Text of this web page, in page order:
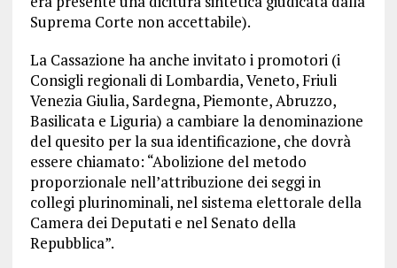
Suprema Corte non accettabile).
La Cassazione ha anche invitato i promotori (i
Consigli regionali di Lombardia, Veneto, Friuli
Venezia Giulia, Sardegna, Piemonte, Abruzzo,
Basilicata e Liguria) a cambiare la denominazione
del quesito per la sua identificazione, che dovrà
essere chiamato: “Abolizione del metodo
proporzionale nell’attribuzione dei seggi in
collegi plurinominali, nel sistema elettorale della
Camera dei Deputati e nel Senato della
Repubblica”.